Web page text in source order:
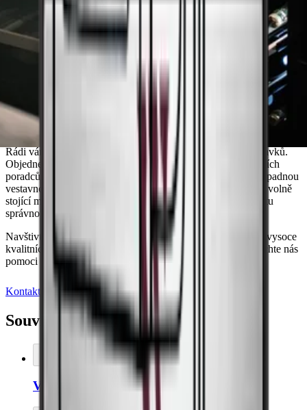
Potřebujete poradit s výběrem vinotéky,
která bude odpovídat vašim potřebám?
Rádi vám pomůžeme najít ideální řešení podle vašich požadavků.
Objednejte si schůzku s jedním z našich zkušených obchodních
poradců a získejte osobní konzultaci. Ať už potřebujete nenápadnou
vestavnou vinotéku do nově zrekonstruované kuchyně nebo volně
stojící model do sklepa, jsme připraveni vám pomoci vybrat tu
správnou vinotéku.
Navštivte jeden z našich showroomů a objevte naši nabídku vysoce
kvalitních vinoték, nebo si ještě dnes sjednejte schůzku a nechte nás
pomoci najít ideální řešení pro skladování vašeho vína.
Kontaktujte nás
Související příslušenství
Přidat do košíku
Vlhkoměr Thermopro